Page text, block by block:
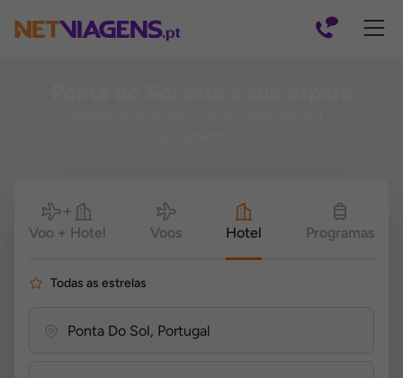
Pesquisar
Voo + Hotel Voos Hotel Programas
Todas as estrelas